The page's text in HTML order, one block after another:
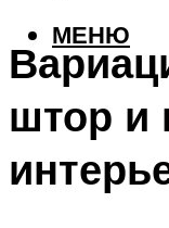
МЕНЮ
штор и